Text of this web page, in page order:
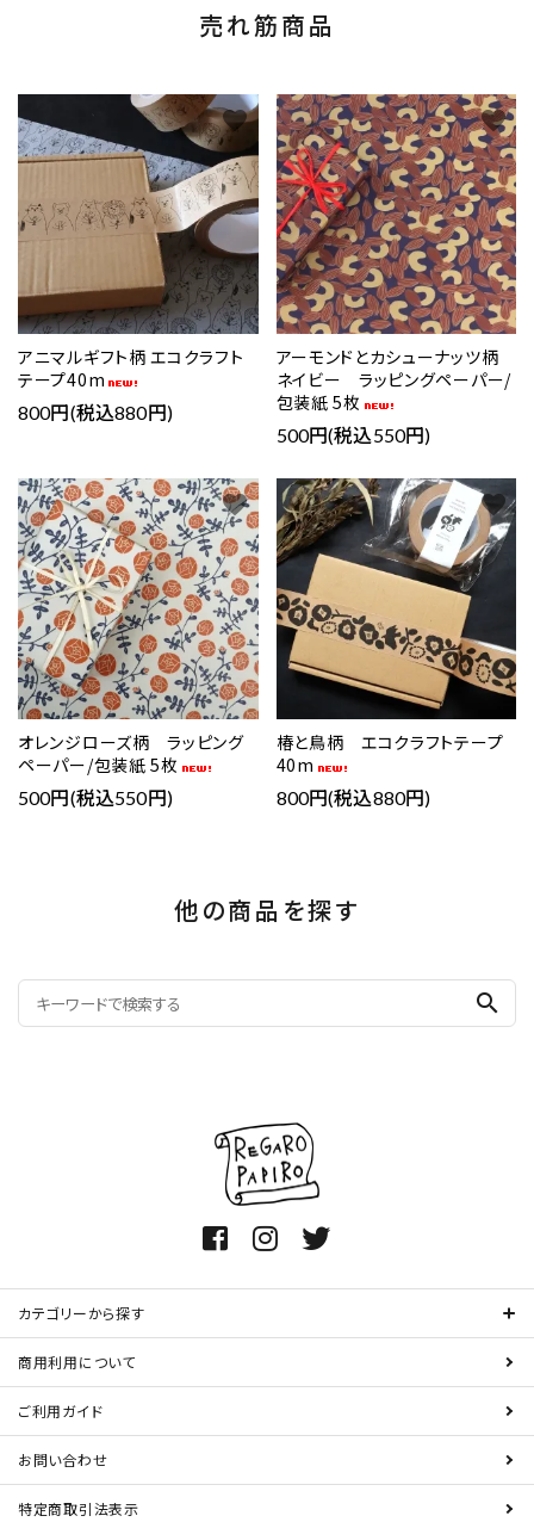
売れ筋商品
アニマルギフト柄 エコクラフト
テープ40m
800円(税込880円)
favorite
アーモンドとカシューナッツ柄
ネイビー ラッピングペーパー/
包装紙 5枚
500円(税込550円)
favorite
オレンジローズ柄 ラッピング
ペーパー/包装紙 5枚
500円(税込550円)
favorite
椿と鳥柄 エコクラフトテープ
40m
800円(税込880円)
favorite
他の商品を探す
search
カテゴリーから探す
商用利用について
ご利用ガイド
お問い合わせ
特定商取引法表示